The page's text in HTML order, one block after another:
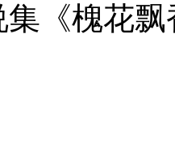
《槐花